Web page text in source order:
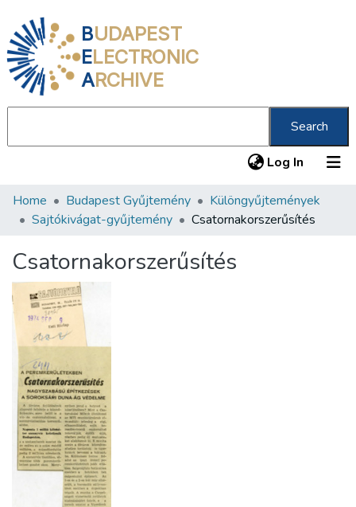
BUDAPEST
ELECTRONIC
ARCHIVE
Search
Log In (current)
Communities & Collections
Statistics
About us
Home Budapest Gyűjtemény
Különgyűjtemények
Sajtókivágat-gyűjtemény
Csatornakorszerűsítés
Csatornakorszerűsítés